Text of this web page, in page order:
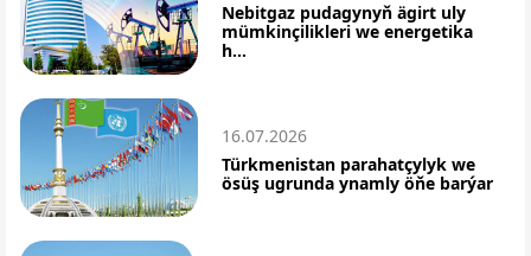
Nebitgaz pudagynyň ägirt uly
mümkinçilikleri we energetika
h...
16.07.2026
Türkmenistan parahatçylyk we
ösüş ugrunda ynamly öňe barýar